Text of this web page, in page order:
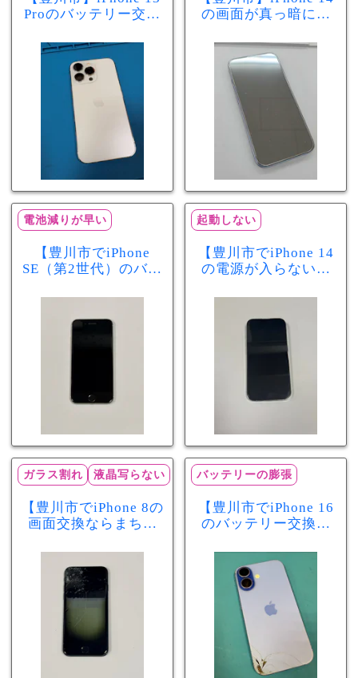
Proのバッテリー交換
が早い症状も当日90
分で改善
の画面が真っ暗に…
修理！データそのま
まで復旧しました
電池減りが早い
【豊川市でiPhone
SE（第2世代）のバッ
スマ豊川店】電池の
減りが早い症状も当
起動しない
【豊川市でiPhone 14
の電源が入らない修
店】バッテリー交換
で復旧するケースも
あります！
ガラス割れ 液晶写らない
【豊川市でiPhone 8の
画面交換ならまちス
れ・液晶不良も当日
60分で修理可能！
バッテリーの膨張
【豊川市でiPhone 16
のバッテリー交換な
少し膨張したバッテ
リーも当日90分で安
心修理！